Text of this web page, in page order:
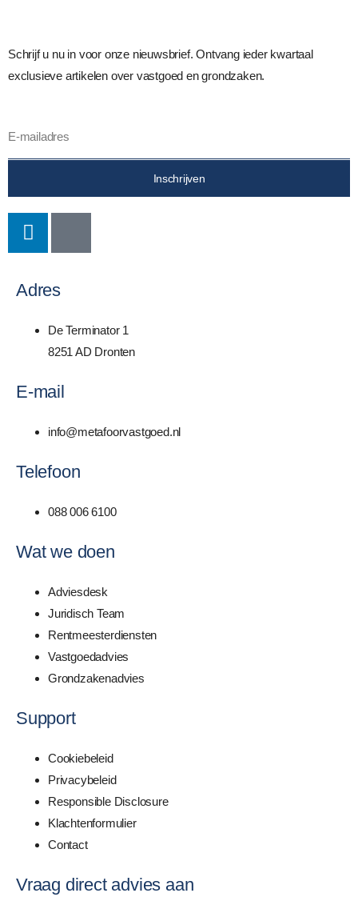
Schrijf u nu in voor onze nieuwsbrief. Ontvang ieder kwartaal
exclusieve artikelen over vastgoed en grondzaken.
Inschrijven
Adres
De Terminator 1
8251 AD Dronten
E-mail
info@metafoorvastgoed.nl
Telefoon
088 006 6100
Wat we doen
Adviesdesk
Juridisch Team
Rentmeesterdiensten
Vastgoedadvies
Grondzakenadvies
Support
Cookiebeleid
Privacybeleid
Responsible Disclosure
Klachtenformulier
Contact
Vraag direct advies aan